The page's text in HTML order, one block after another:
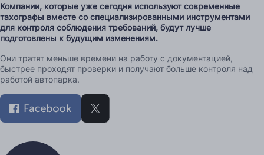
Компании, которые уже сегодня используют современные
тахографы вместе со специализированными инструментами
для контроля соблюдения требований, будут лучше
подготовлены к будущим изменениям.
Они тратят меньше времени на работу с документацией,
быстрее проходят проверки и получают больше контроля над
работой автопарка.